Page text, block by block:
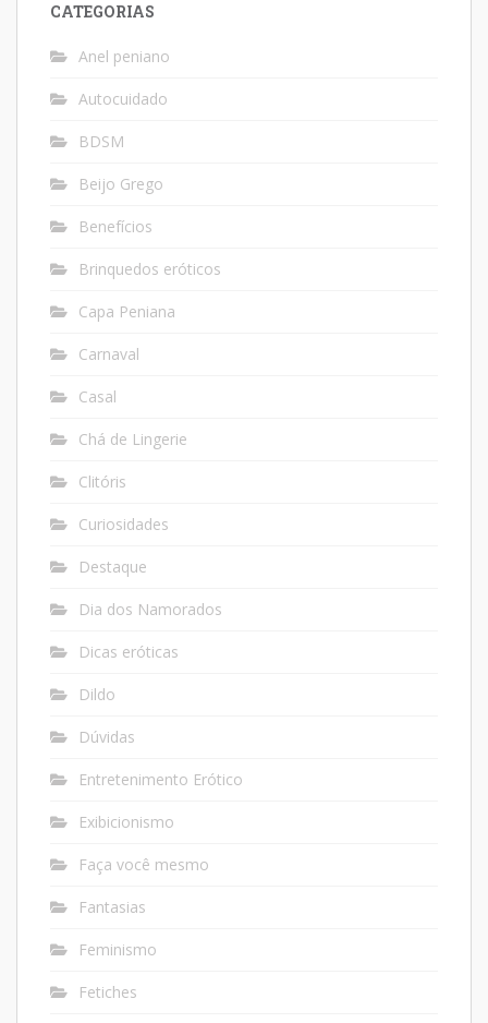
CATEGORIAS
Anel peniano
Autocuidado
BDSM
Beijo Grego
Benefícios
Brinquedos eróticos
Capa Peniana
Carnaval
Casal
Chá de Lingerie
Clitóris
Curiosidades
Destaque
Dia dos Namorados
Dicas eróticas
Dildo
Dúvidas
Entretenimento Erótico
Exibicionismo
Faça você mesmo
Fantasias
Feminismo
Fetiches